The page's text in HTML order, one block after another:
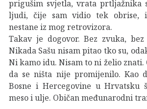
prigušim svjetla, vrata prtljažnika
ljudi, čije sam vidio tek obrise,
nestane iz mog retrovizora.
Takav je dogovor. Bez zvuka,
Nikada Sašu nisam pitao tko su,
Ni kamo idu. Nisam to ni želio znati.
da se ništa nije promijenilo. Kao
Bosne i Hercegovine u Hrvatsku
meso i ulje. Običan međunarodni